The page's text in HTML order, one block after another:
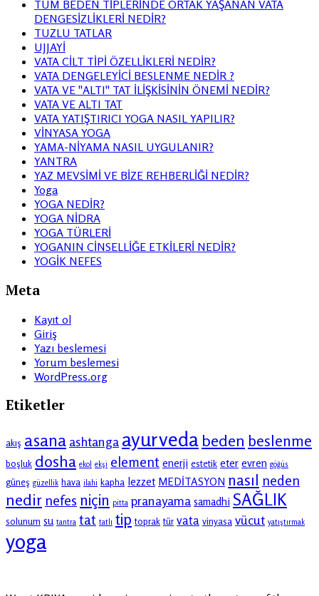
TÜM BEDEN TİPLERİNDE ORTAK YAŞANAN VATA
DENGESİZLİKLERİ NEDİR?
TUZLU TATLAR
UJJAYİ
VATA CİLT TİPİ ÖZELLİKLERİ NEDİR?
VATA DENGELEYİCİ BESLENME NEDİR ?
VATA VE ''ALTI'' TAT İLİŞKİSİNİN ÖNEMİ NEDİR?
VATA VE ALTI TAT
VATA YATIŞTIRICI YOGA NASIL YAPILIR?
VİNYASA YOGA
YAMA-NİYAMA NASIL UYGULANIR?
YANTRA
YAZ MEVSİMİ VE BİZE REHBERLİĞİ NEDİR?
Yoga
YOGA NEDİR?
YOGA NİDRA
YOGA TÜRLERİ
YOGANIN CİNSELLİĞE ETKİLERİ NEDİR?
YOGİK NEFES
Meta
Kayıt ol
Giriş
Yazı beslemesi
Yorum beslemesi
WordPress.org
Etiketler
akış asana ashtanga ayurvedabeden beslenme
boşluk dosha ekol ekşi element enerji estetik eter evren göğüs
güneş güzellik hava ilahi kapha lezzet MEDİTASYON nasıl neden
nedir nefes niçin pitta pranayama samadhi SAĞLIK
solunum su tantra tat tatlı tip toprak tür vata vinyasa vücut yatıştırmak
yoga